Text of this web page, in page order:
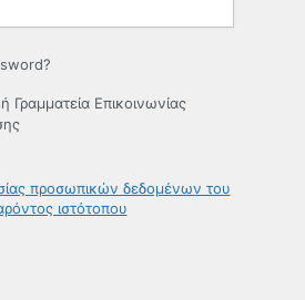
Γραμματεία Επικοινωνίας
προσωπικών δεδομένων του
ιστότοπου